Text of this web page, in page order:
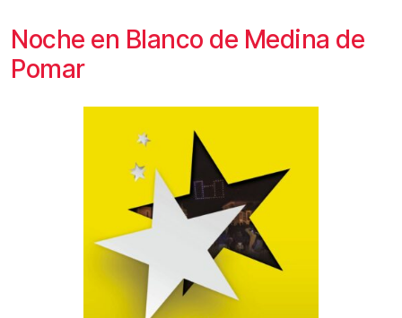
Noche en Blanco de Medina de
Pomar